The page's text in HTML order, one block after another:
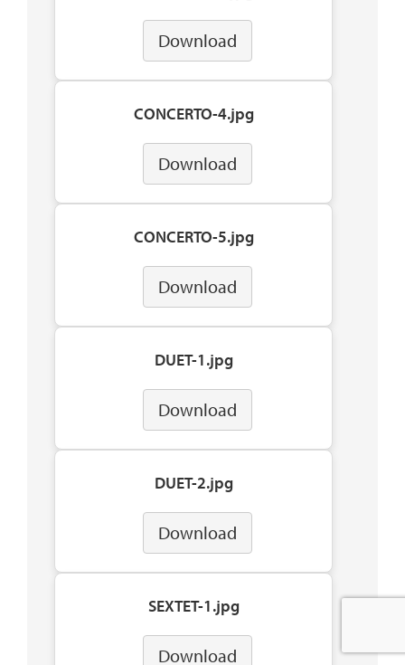
Download
CONCERTO-4.jpg
Download
CONCERTO-5.jpg
Download
DUET-1.jpg
Download
DUET-2.jpg
Download
SEXTET-1.jpg
Download